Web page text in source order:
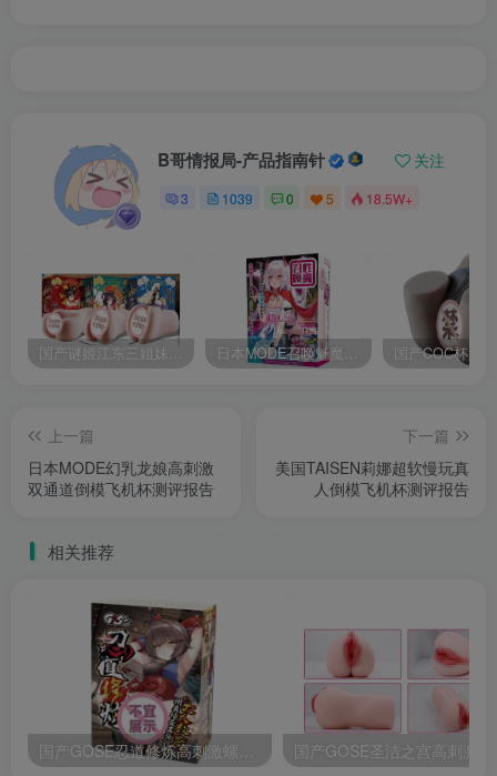
B哥情报局-产品指南针 关注
3 1039 0 5 18.5W+
国产谜姬江东三姐妹国潮飞机杯低中高刺激度全覆盖飞机杯测评报告 日本MODE召唤魅魔飞机杯高刺激榨汁姬名器倒模自慰器使用体验及测评报告
上一篇
日本MODE幻乳龙娘高刺激
双通道倒模飞机杯测评报告
下一篇
美国TAISEN莉娜超软慢玩真
人倒模飞机杯测评报告
相关推荐
国产GOSE忍道修炼高刺激螺旋通道飞机杯测评报告